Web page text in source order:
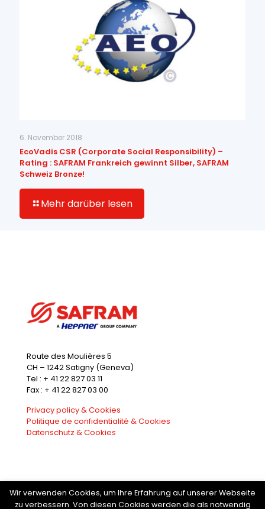
6. November 2018
EcoVadis CSR (Corporate Social Responsibility) –
Rating : SAFRAM Frankreich gewinnt Silber, SAFRAM
Schweiz Bronze!
Mehr darüber lesen
Route des Moulières 5
CH – 1242 Satigny (Geneva)
Tel : + 41 22 827 03 11
Fax : + 41 22 827 03 00
Privacy policy & Cookies
Politique de confidentialité & Cookies
Datenschutz & Cookies
Wir verwenden Cookies, um Ihre Erfahrung auf unserer Webseite
zu verbessern. Von diesen Cookies werden die als notwendig